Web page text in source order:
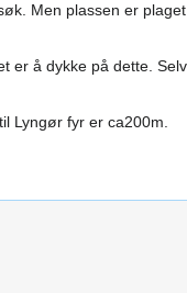
Men plassen er
er å dykke på dette.
Lyngør fyr er ca200m.